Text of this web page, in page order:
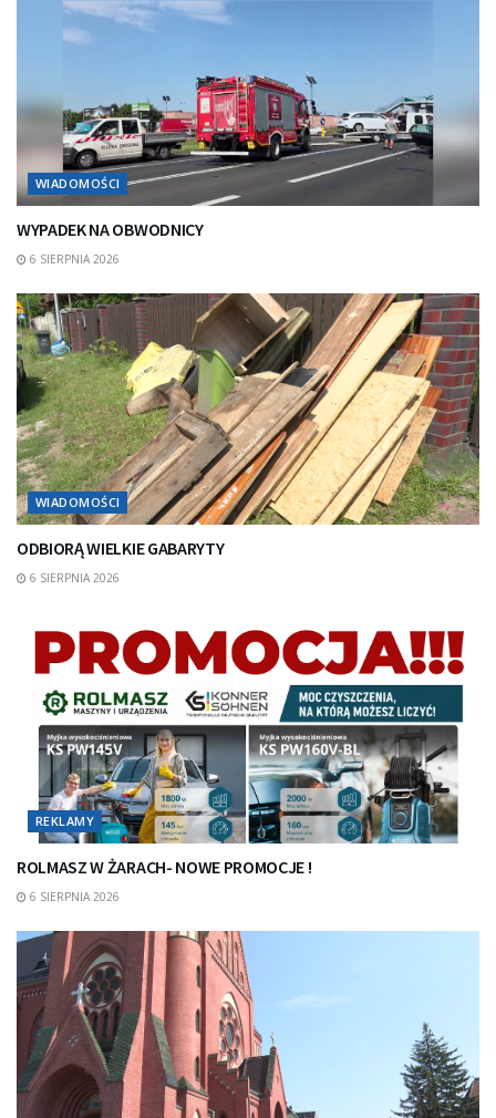
WIADOMOŚCI
WYPADEK NA OBWODNICY
6 SIERPNIA 2026
WIADOMOŚCI
ODBIORĄ WIELKIE GABARYTY
6 SIERPNIA 2026
REKLAMY
ROLMASZ W ŻARACH- NOWE PROMOCJE !
6 SIERPNIA 2026